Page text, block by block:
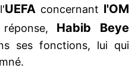
UEFA concernant l'OM
Habib Beye
ses fonctions, lui qui